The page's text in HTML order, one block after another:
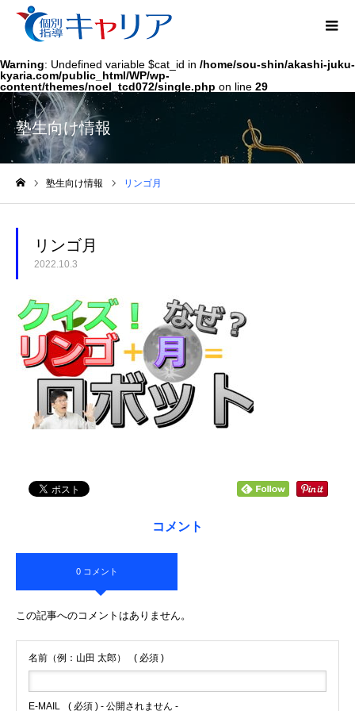
Warning: Undefined variable $cat_id in /home/sou-shin/akashi-juku-
kyaria.com/public_html/WP/wp-
content/themes/noel_tcd072/single.php on line 29
塾生向け情報
塾生向け情報 リンゴ月
リンゴ月
2022.10.3
コメント
0 コメント
この記事へのコメントはありません。
名前（例：山田 太郎） ( 必須 )
E-MAIL ( 必須 ) - 公開されません -